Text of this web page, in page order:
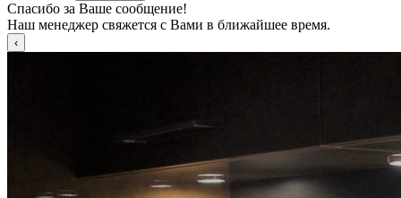
Спасибо за Ваше сообщение!
Наш менеджер свяжется с Вами в ближайшее время.